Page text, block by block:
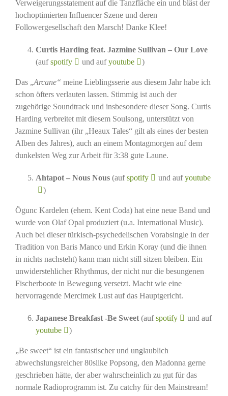
Verweigerungsstatement auf die Tanzfläche ein und bläst der
hochoptimierten Influencer Szene und deren
Followergesellschaft den Marsch! Danke Klee!
Curtis Harding feat. Jazmine Sullivan – Our Love
(aufspotify und aufyoutube )
Das „Arcane“ meine Lieblingsserie aus diesem Jahr habe ich
schon öfters verlauten lassen. Stimmig ist auch der
zugehörige Soundtrack und insbesondere dieser Song. Curtis
Harding verbreitet mit diesem Soulsong, unterstützt von
Jazmine Sullivan (ihr „Heaux Tales“ gilt als eines der besten
Alben des Jahres), auch an einem Montagmorgen auf dem
dunkelsten Weg zur Arbeit für 3:38 gute Laune.
Ahtapot – Nous Nous(aufspotify und aufyoutube
)
Ögunc Kardelen (ehem. Kent Coda) hat eine neue Band und
wurde von Olaf Opal produziert (u.a. International Music).
Auch bei dieser türkisch-psychedelischen Vorabsingle in der
Tradition von Baris Manco und Erkin Koray (und die ihnen
in nichts nachsteht) kann man nicht still sitzen bleiben. Ein
unwiderstehlicher Rhythmus, der nicht nur die besungenen
Fischerboote in Bewegung versetzt. Macht wie eine
hervorragende Mercimek Lust auf das Hauptgericht.
Japanese Breakfast -Be Sweet(aufspotify
und auf
youtube
)
„Be sweet“ ist ein fantastischer und unglaublich
abwechslungsreicher 80slike Popsong, den Madonna gerne
geschrieben hätte, der aber wahrscheinlich zu gut für das
normale Radioprogramm ist. Zu catchy für den Mainstream!